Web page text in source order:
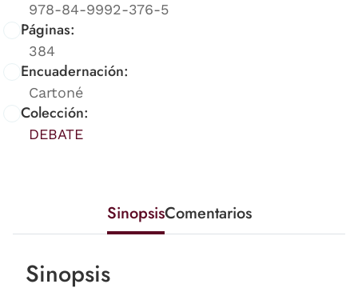
978-84-9992-376-5
Páginas:
384
Encuadernación:
Cartoné
Colección:
DEBATE
SinopsisComentarios
Sinopsis